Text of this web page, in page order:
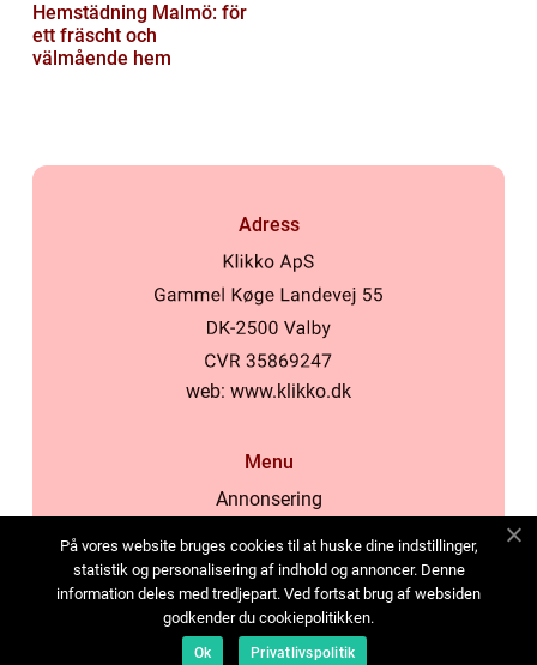
Hemstädning Malmö: för
ett fräscht och
välmående hem
Adress
web: www.klikko.dk
Menu
Annonsering
Cookies
Kontakta oss
Sitemap
På vores website bruges cookies til at huske dine indstillinger,
statistik og personalisering af indhold og annoncer. Denne
information deles med tredjepart. Ved fortsat brug af websiden
godkender du cookiepolitikken.
Ok Privatlivspolitik